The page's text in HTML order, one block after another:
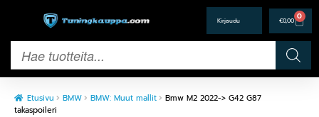
€0,00 0
Etusivu BMW BMW: Muut mallit
Bmw M2 2022-> G42 G87
takaspoileri